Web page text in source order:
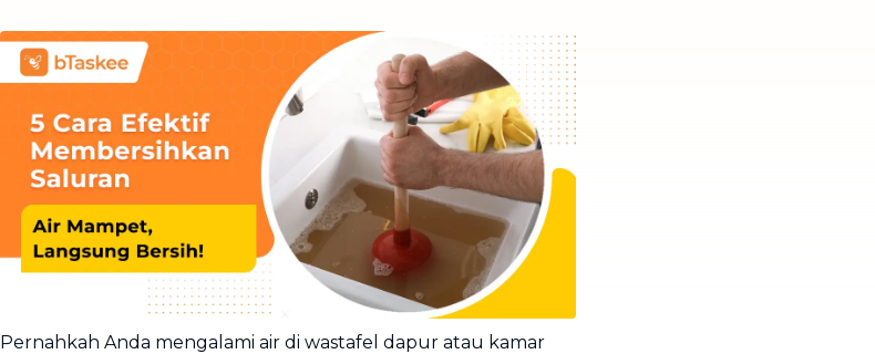
Layanan pembersihan sofa, kasur,
gorden, dan karpet profesional
Layanan pindahan dan relokasi
rumah secara menyeluruh
Pernahkah Anda mengalami air di wastafel dapur atau kamar